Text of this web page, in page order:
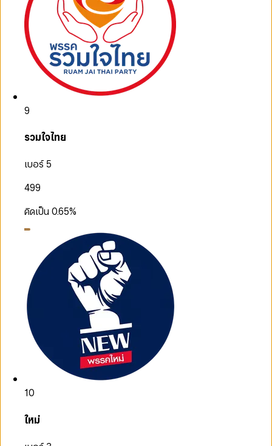
9
รวมใจไทย
เบอร์ 5
499
คิดเป็น0.65%
10
ใหม่